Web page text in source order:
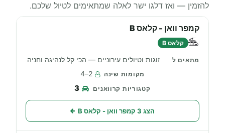
להזמין — ואז דלגו ישר לאלה שמתאימים לטיול שלכם.
קמפר וואן - קלאס B
קלאס B
זוגות וטיולים עירוניים — הכי קל לנהיגה וחניה
2–4
3
הצג 3 קמפר וואן - קלאס B